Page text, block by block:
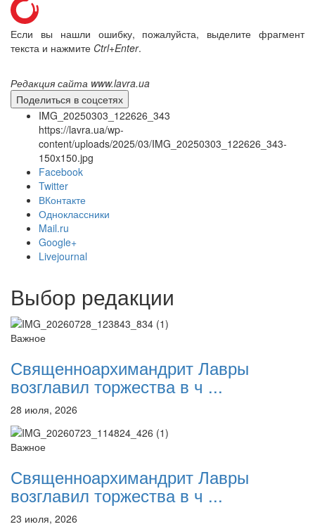
Название трансляции
12 сентября 2015Название трансляции
12 сентября 2015Название трансляции
12 сентября 2015Название трансляции
12 сентября 2015Название трансляции
12 сентября 2015Название трансляции
12 сентября 2015
12 сентября 2015
Перейти к архиву
Если вы нашли ошибку, пожалуйста, выделите фрагмент
текста и нажмите Ctrl+Enter.
Редакция сайта www.lavra.ua
Поделиться в соцсетях
IMG_20250303_122626_343
https://lavra.ua/wp-
content/uploads/2025/03/IMG_20250303_122626_343-
150x150.jpg
Facebook
Twitter
ВКонтакте
Одноклассники
Mail.ru
Google+
Livejournal
Выбор редакции
Важное
Священноархимандрит Лавры
возглавил торжества в ч ...
28 июля, 2026
Важное
Священноархимандрит Лавры
возглавил торжества в ч ...
23 июля, 2026